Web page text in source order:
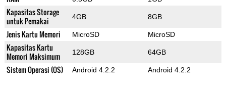
Kapasitas Storage
untuk Pemakai
4GB 8GB
Jenis Kartu Memori MicroSD MicroSD
Kapasitas Kartu
Memori Maksimum
128GB 64GB
Sistem Operasi (OS) Android 4.2.2 Android 4.2.2